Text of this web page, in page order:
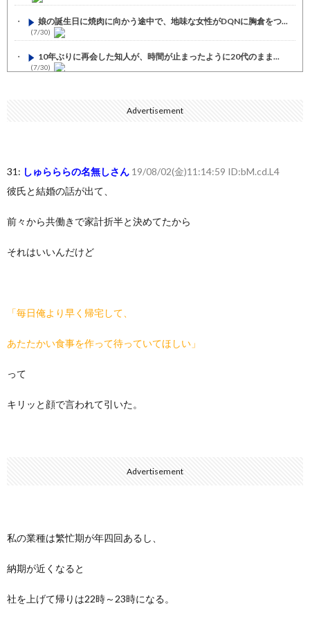
娘の誕生日に焼肉に向かう途中で、地味な女性がDQNに胸倉をつ...
(7/30)
10年ぶりに再会した知人が、時間が止まったように20代のまま...
(7/30)
いきなり円高 (7/30)
(7/30)
Advertisement
31: しゅらららの名無しさん 19/08/02(金)11:14:59 ID:bM.cd.L4
彼氏と結婚の話が出て、
前々から共働きで家計折半と決めてたから
それはいいんだけど
「毎日俺より早く帰宅して、
あたたかい食事を作って待っていてほしい」
って
キリッと顔で言われて引いた。
Advertisement
私の業種は繁忙期が年四回あるし、
納期が近くなると
社を上げて帰りは22時～23時になる。